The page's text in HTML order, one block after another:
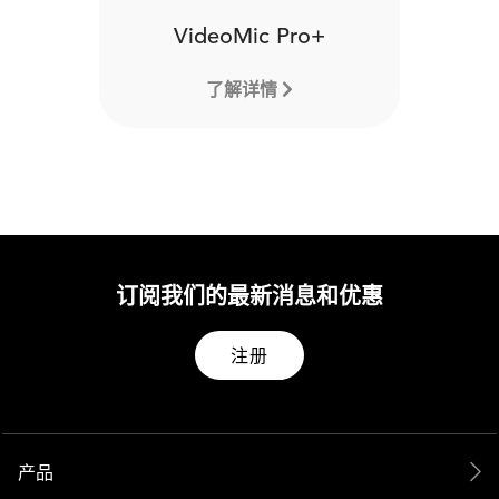
VideoMic Pro+
了解详情
订阅我们的最新消息和优惠
注册
产品